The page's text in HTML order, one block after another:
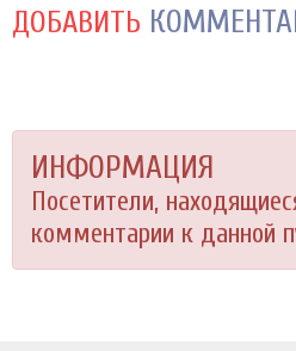
ДОБАВИТЬ
ИНФОРМАЦИЯ
Посетители,
комментарии к данной